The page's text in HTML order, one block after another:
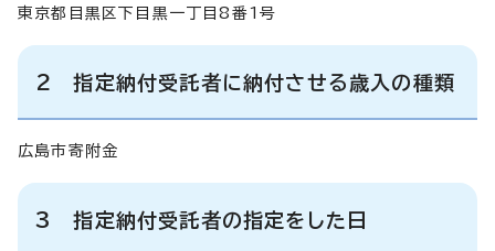
東京都目黒区下目黒一丁目8番1号
2 指定納付受託者に納付させる歳入の種類
広島市寄附金
3 指定納付受託者の指定をした日